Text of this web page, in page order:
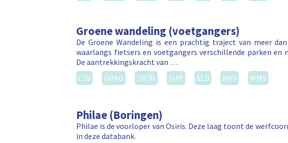
Groene wandeling (voetgangers)
De Groene Wandeling is een prachtig traject van meer
waarlangs fietsers en voetgangers verschillende parken en
De aantrekkingskracht van …
CSV
GPKG JSON SHP SLD WFS WMS
Philae (Boringen)
Philae is de voorloper van Osiris. Deze laag toont de
in deze databank.